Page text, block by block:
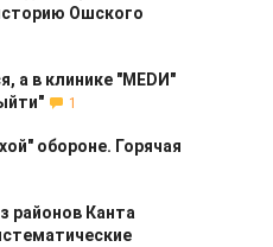
Ошского
а в клинике "МЕDИ"
1
обороне. Горячая
районов Канта